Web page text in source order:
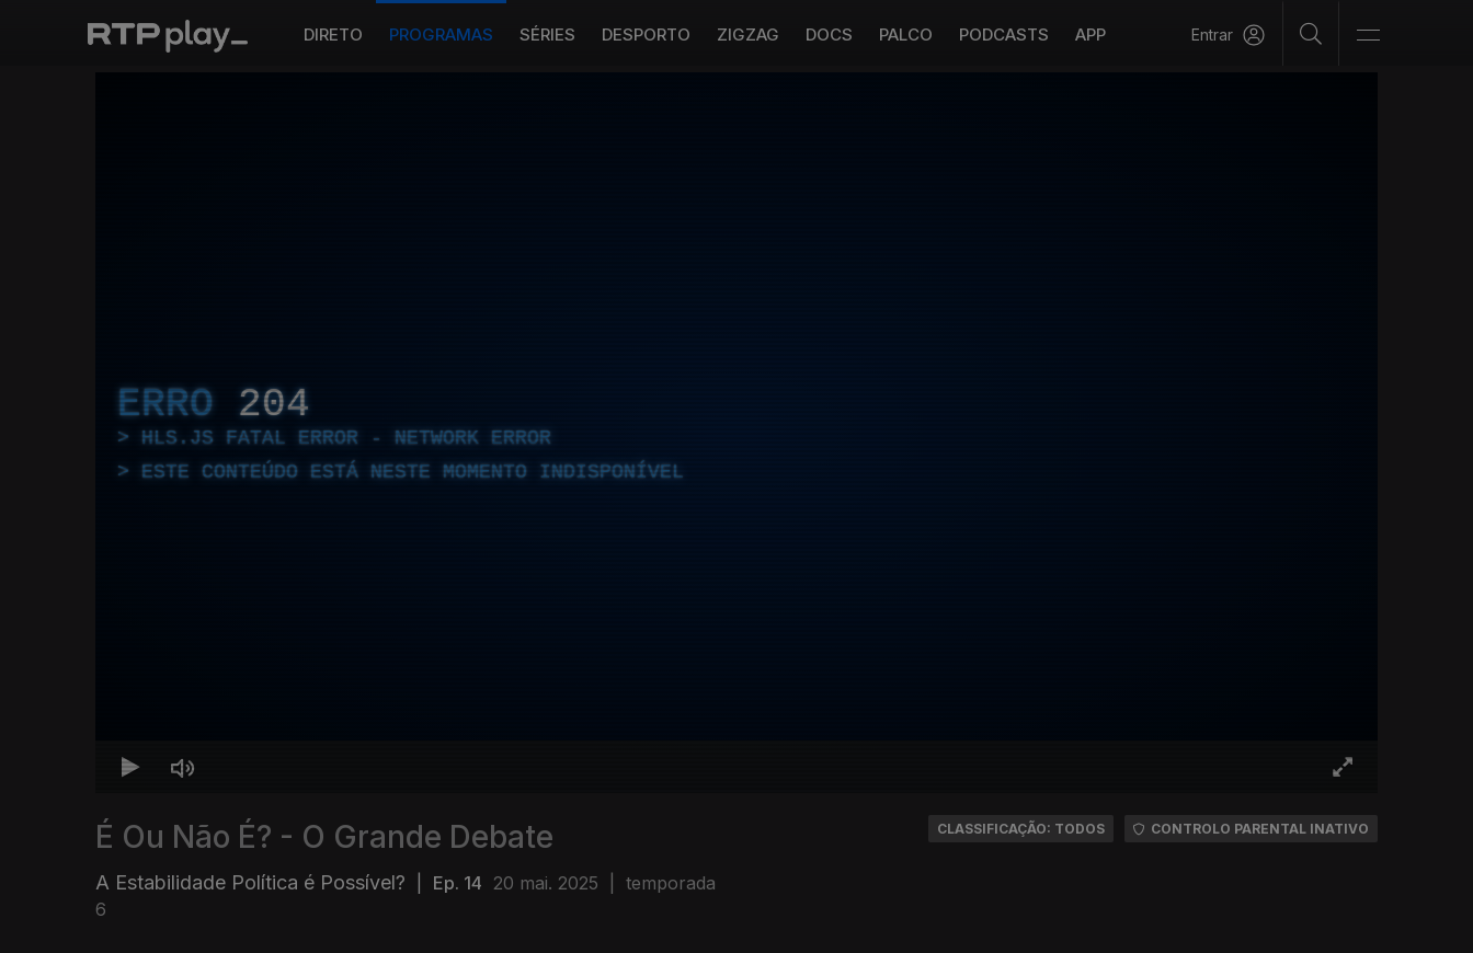
DIRETO PROGRAMAS SÉRIES DESPORTO ZIGZAG DOCS PALCO PODCASTS APP Entrar
ERRO 204
HLS.JS FATAL ERROR - NETWORK ERROR
ESTE CONTEÚDO ESTÁ NESTE MOMENTO INDISPONÍVEL
É Ou Não É? - O Grande Debate
A Estabilidade Política é Possível? Ep. 14 20 mai. 2025
temporada
6
CLASSIFICAÇÃO: TODOS CONTROLO PARENTAL INATIVO